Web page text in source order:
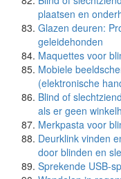
plaatsen en
Glazen deuren:
geleidehonden
Maquettes voor
Mobiele
(elektronische
Blind of
als er geen
Merkpasta voor
Deurklink vinden
door blinden en
Sprekende USB-